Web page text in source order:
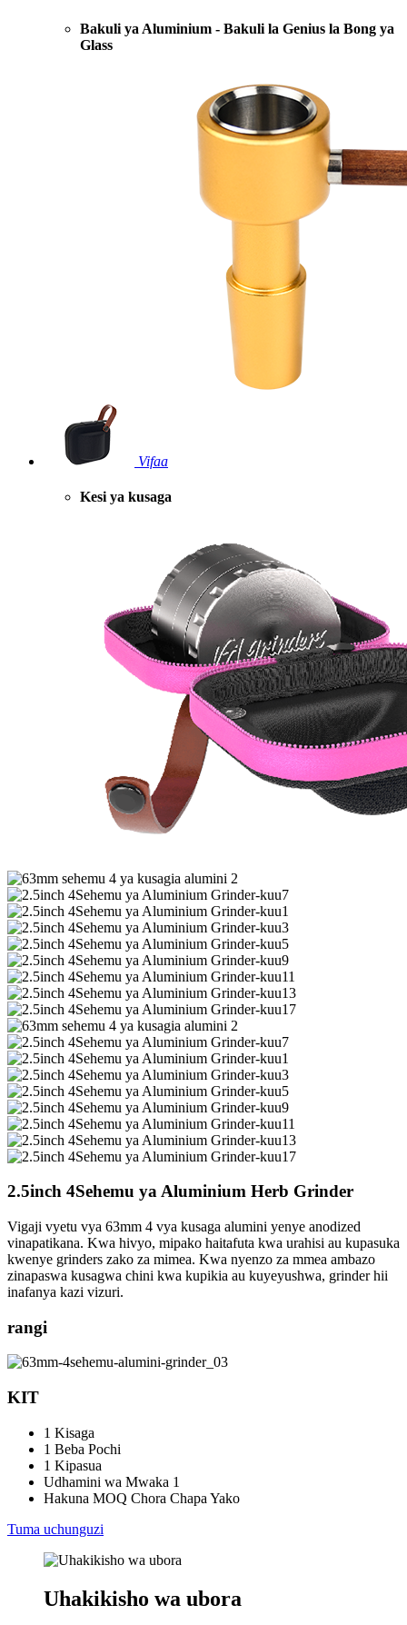
Bakuli ya Aluminium - Bakuli la Genius la Bong ya
Glass
Vifaa
Kesi ya kusaga
2.5inch 4Sehemu ya Aluminium Herb Grinder
Vigaji vyetu vya 63mm 4 vya kusaga alumini yenye anodized
vinapatikana. Kwa hivyo, mipako haitafuta kwa urahisi au kupasuka
kwenye grinders zako za mimea. Kwa nyenzo za mmea ambazo
zinapaswa kusagwa chini kwa kupikia au kuyeyushwa, grinder hii
inafanya kazi vizuri.
rangi
KIT
1 Kisaga
1 Beba Pochi
1 Kipasua
Udhamini wa Mwaka 1
Hakuna MOQ Chora Chapa Yako
Tuma uchunguzi
Uhakikisho wa ubora